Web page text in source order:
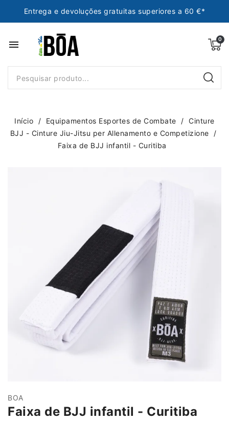
Entrega e devoluções gratuitas superiores a 60 €*
menu
Início Equipamentos Esportes de Combate
Cinture
BJJ - Cinture Jiu-Jitsu per Allenamento e Competizione
Faixa de BJJ infantil - Curitiba
BOA
Faixa de BJJ infantil - Curitiba